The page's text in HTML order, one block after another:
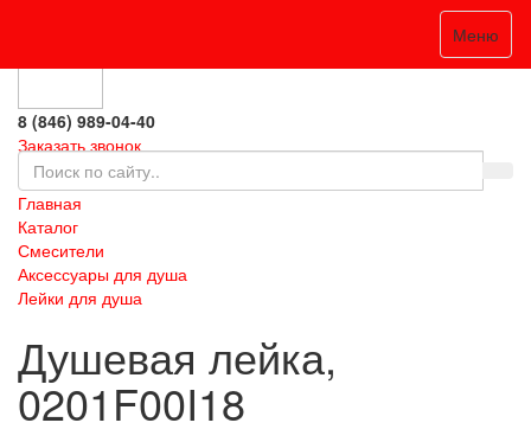
Меню
8 (846) 989-04-40
Заказать звонок
Главная
Каталог
Смесители
Аксессуары для душа
Лейки для душа
Душевая лейка,
0201F00I18